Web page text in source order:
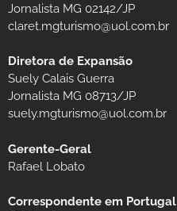
Jornalista MG 02142/JP
claret.mgturismo@uol.com.br
Diretora de Expansão
Suely Calais Guerra
Jornalista MG 08713/JP
suely.mgturismo@uol.com.br
Gerente-Geral
Rafael Lobato
Correspondente em Portugal